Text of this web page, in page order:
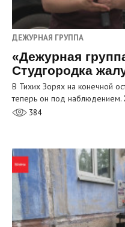
ДЕЖУРНАЯ ГРУППА
«Дежурная
Студгородка
В Тихих Зорях на конечной
теперь он под
384